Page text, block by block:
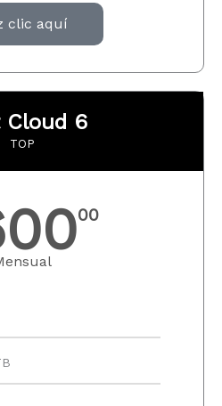
clic aquí
Cloud 6
TOP
00